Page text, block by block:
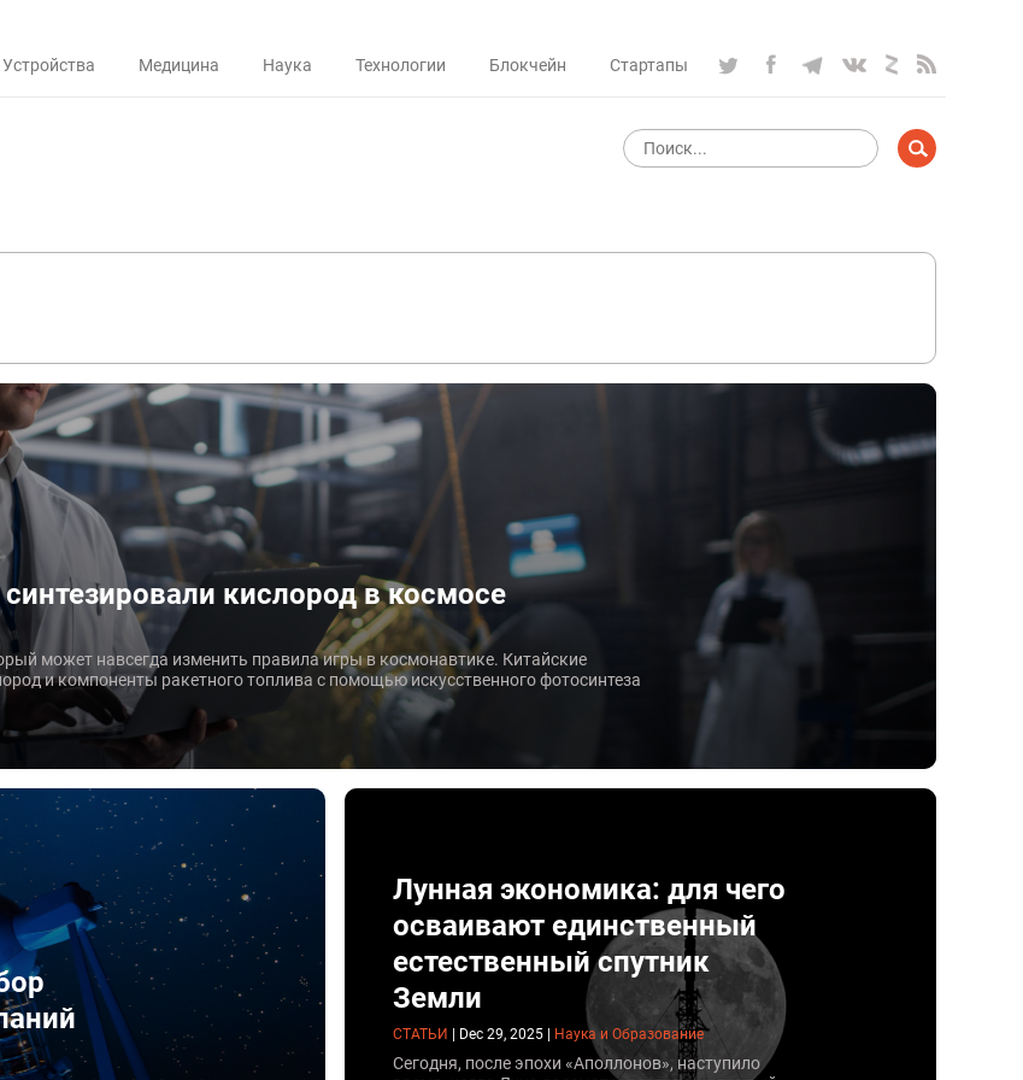
Устройства Медицина Наука Технологии Блокчейн Стартапы
кислород в космосе
может навсегда изменить правила игры в космонавтике. Китайские
и компоненты ракетного топлива с помощью искусственного фотосинтеза
Лунная экономика: для чего
осваивают единственный
естественный спутник
Земли
СТАТЬИ Dec 29, 2025 Наука и Образование
Сегодня, после эпохи «Аполлонов», наступило